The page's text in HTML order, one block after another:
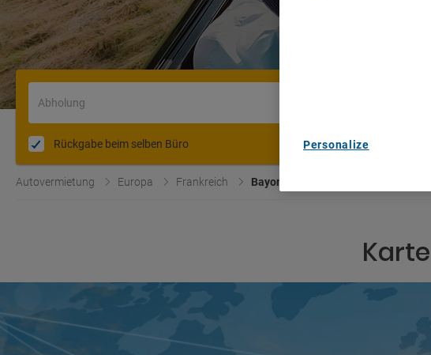
Abholung
Rückgabe beim selben Büro
Autovermietung Europa Frankreich Bayonne
Personalize